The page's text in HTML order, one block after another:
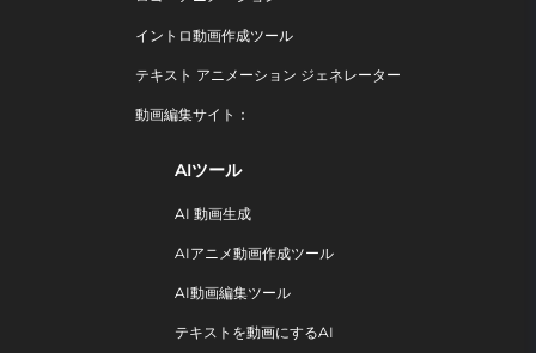
イントロ動画作成ツール
テキスト アニメーション ジェネレーター
動画編集サイト：
AIツール
AI 動画生成
AIアニメ動画作成ツール
AI動画編集ツール
テキストを動画にするAI